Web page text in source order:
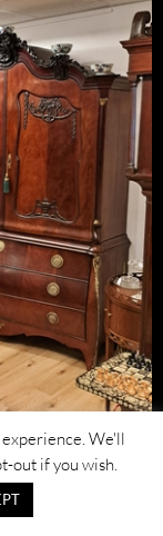
We'll
out if you wish.